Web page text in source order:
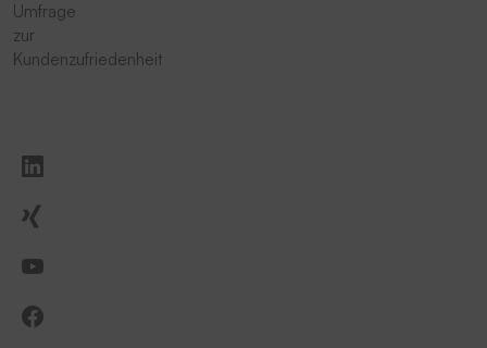
Umfrage
zur
Kundenzufriedenheit